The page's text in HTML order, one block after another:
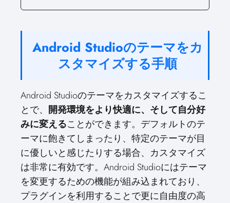
Android Studioのテーマをカ
スタマイズする手順
Android Studioのテーマをカスタマイズするこ
とで、 開発環境をより快適に、そして自分好
みに変えることができます。デフォルトのテ
ーマに飽きてしまったり、特定のテーマが目
に優しいと感じたりする場合、カスタマイズ
は非常に有効です。Android Studioにはテーマ
を変更するための機能が組み込まれており、
プラグインを利用することで更に自由度の高